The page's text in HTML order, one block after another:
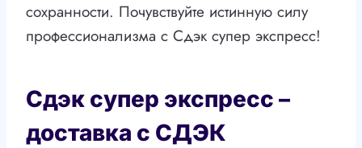
сохранности. Почувствуйте истинную силу
профессионализма с Сдэк супер экспресс!
Сдэк супер экспресс –
доставка с СДЭК